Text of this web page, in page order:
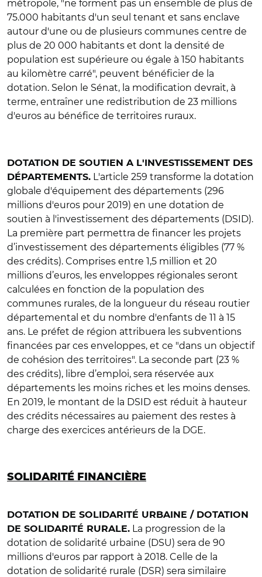
métropole, "ne forment pas un ensemble de plus de
75.000 habitants d'un seul tenant et sans enclave
autour d'une ou de plusieurs communes centre de
plus de 20 000 habitants et dont la densité de
population est supérieure ou égale à 150 habitants
au kilomètre carré", peuvent bénéficier de la
dotation. Selon le Sénat, la modification devrait, à
terme, entraîner une redistribution de 23 millions
d'euros au bénéfice de territoires ruraux.
DOTATION DE SOUTIEN A L'INVESTISSEMENT DES
DÉPARTEMENTS. L'article 259 transforme la dotation
globale d'équipement des départements (296
millions d'euros pour 2019) en une dotation de
soutien à l'investissement des départements (DSID).
La première part permettra de financer les projets
d’investissement des départements éligibles (77 %
des crédits). Comprises entre 1,5 million et 20
millions d’euros, les enveloppes régionales seront
calculées en fonction de la population des
communes rurales, de la longueur du réseau routier
départemental et du nombre d'enfants de 11 à 15
ans. Le préfet de région attribuera les subventions
financées par ces enveloppes, et ce "dans un objectif
de cohésion des territoires". La seconde part (23 %
des crédits), libre d’emploi, sera réservée aux
départements les moins riches et les moins denses.
En 2019, le montant de la DSID est réduit à hauteur
des crédits nécessaires au paiement des restes à
charge des exercices antérieurs de la DGE.
SOLIDARITÉ FINANCIÈRE
DOTATION DE SOLIDARITÉ URBAINE / DOTATION
DE SOLIDARITÉ RURALE. La progression de la
dotation de solidarité urbaine (DSU) sera de 90
millions d'euros par rapport à 2018. Celle de la
dotation de solidarité rurale (DSR) sera similaire